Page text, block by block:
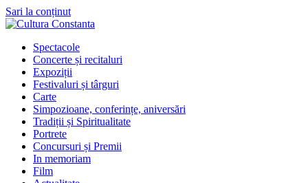
Sari la conținut
Spectacole
Concerte și recitaluri
Expoziții
Festivaluri și târguri
Carte
Simpozioane, conferințe, aniversări
Tradiții și Spiritualitate
Portrete
Concursuri și Premii
In memoriam
Film